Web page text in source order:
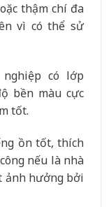
thậm chí đa
vì có thể sử
có lớp
bền màu cực
tốt.
ồn tốt, thích
nếu là nhà
ảnh hưởng bởi